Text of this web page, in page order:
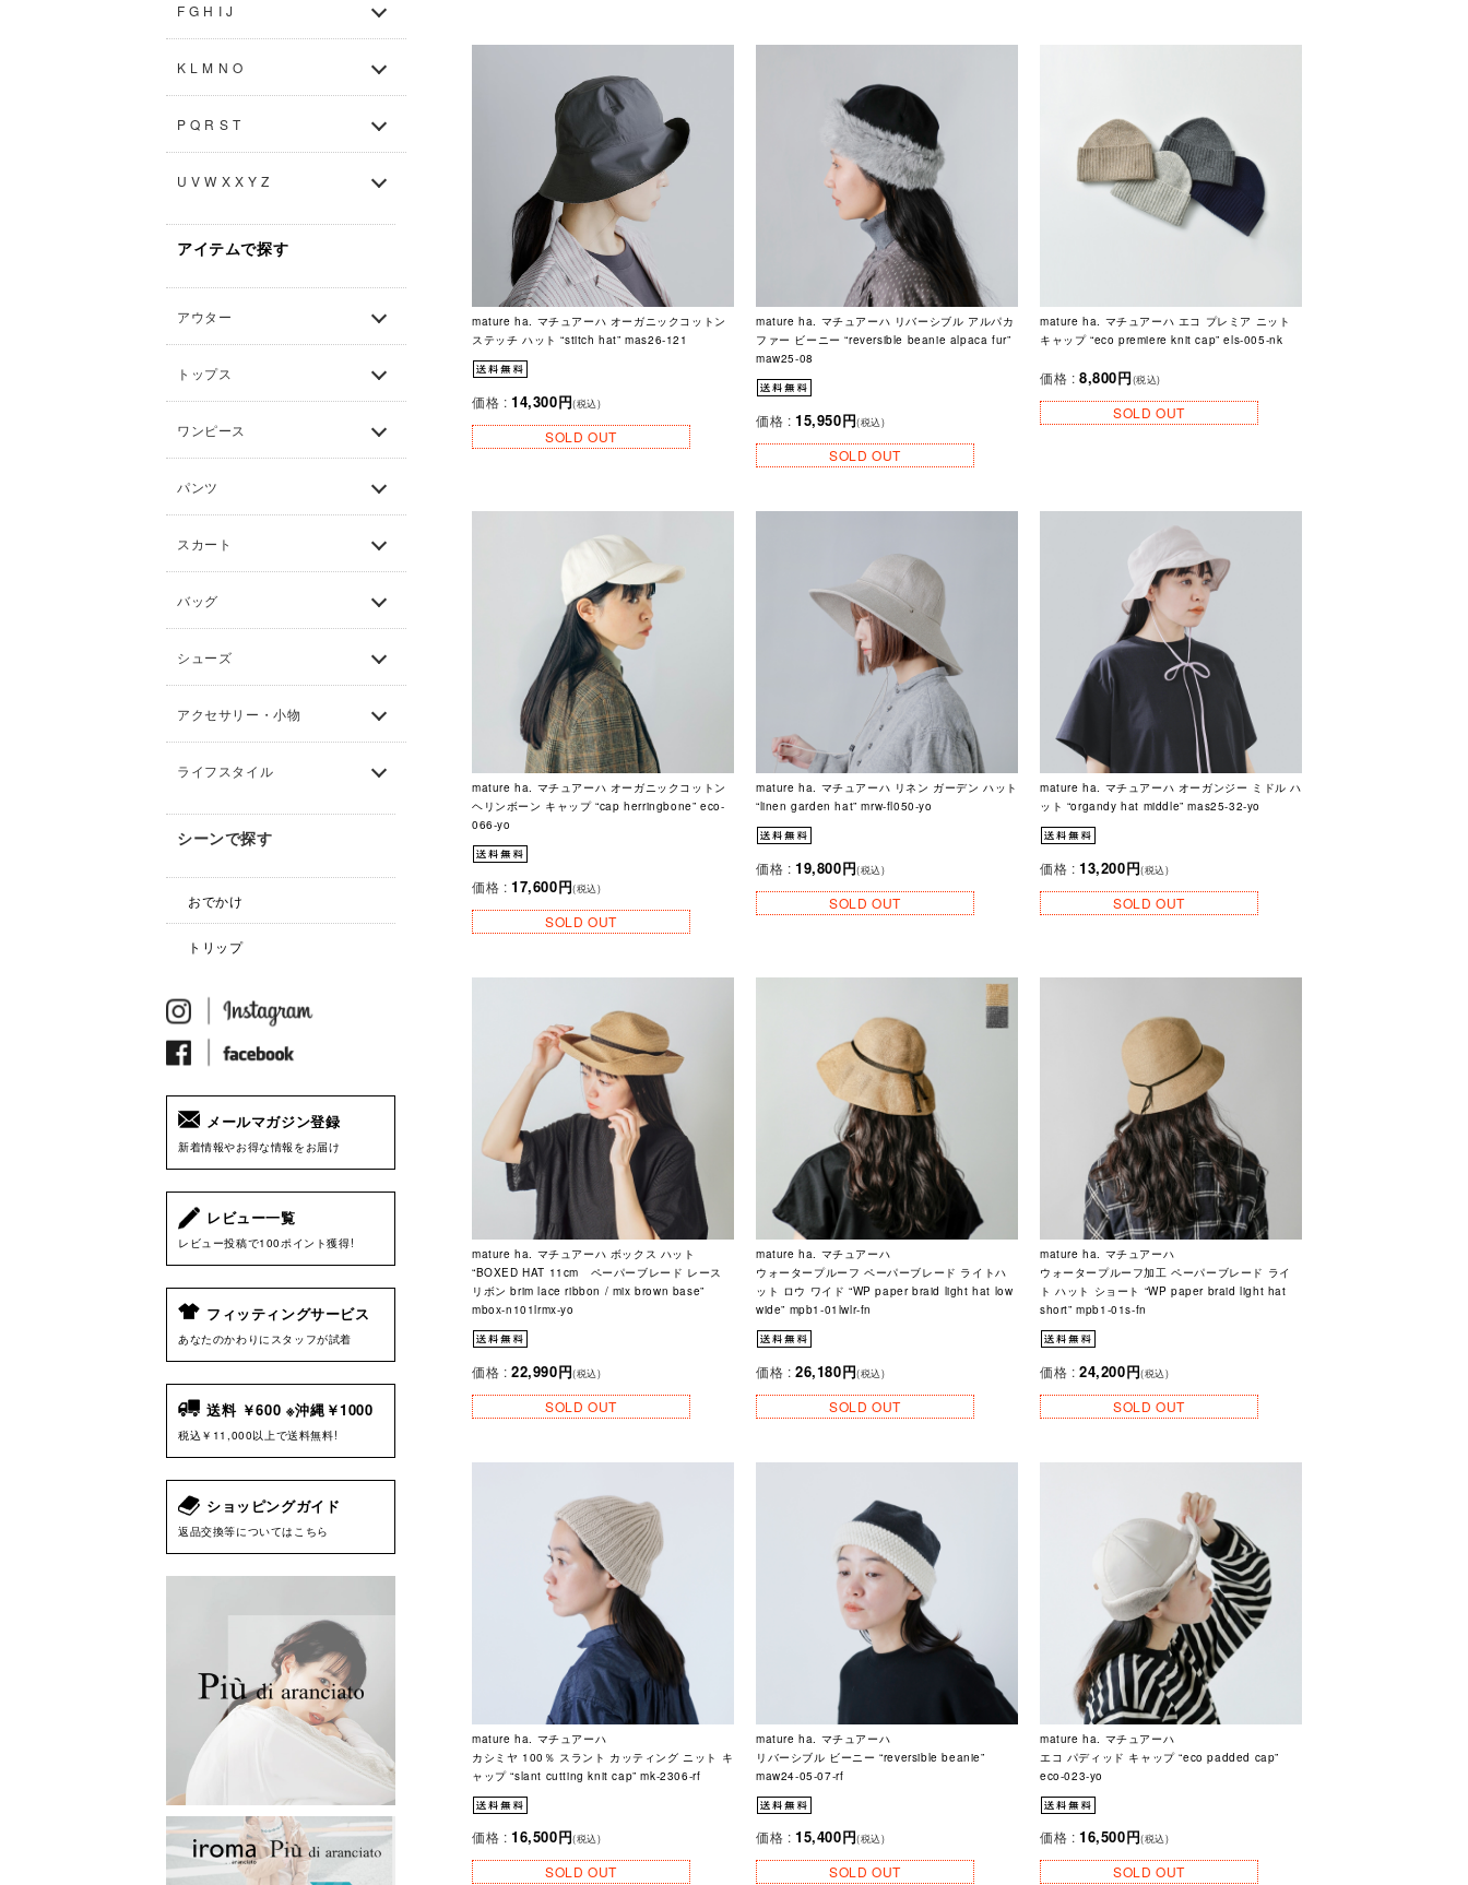
F G H I J
K L M N O
P Q R S T
U V W X X Y Z
アイテムで探す
アウター
トップス
ワンピース
パンツ
スカート
バッグ
シューズ
アクセサリー・小物
ライフスタイル
シーンで探す
おでかけ
トリップ
メールマガジン登録
新着情報やお得な情報をお届け
レビュー一覧
レビュー投稿で100ポイント獲得!
フィッティングサービス
あなたのかわりにスタッフが試着
送料 ￥600 ※沖縄￥1000
税込￥11,000以上で送料無料!
ショッピングガイド
返品交換等についてはこちら
mature ha. マチュアーハ オーガニックコットン
ステッチ ハット “stitch hat” mas26-121
価格 : 14,300円(税込)
SOLD OUT
mature ha. マチュアーハ リバーシブル アルパカ
ファー ビーニー “reversible beanie alpaca fur”
maw25-08
価格 : 15,950円(税込)
SOLD OUT
mature ha. マチュアーハ エコ プレミア ニット
キャップ “eco premiere knit cap” els-005-nk
価格 : 8,800円(税込)
SOLD OUT
mature ha. マチュアーハ オーガニックコットン
ヘリンボーン キャップ “cap herringbone” eco-
066-yo
価格 : 17,600円(税込)
SOLD OUT
mature ha. マチュアーハ リネン ガーデン ハット
“linen garden hat” mrw-fl050-yo
価格 : 19,800円(税込)
SOLD OUT
mature ha. マチュアーハ オーガンジー ミドル ハ
ット “organdy hat middle” mas25-32-yo
価格 : 13,200円(税込)
SOLD OUT
mature ha. マチュアーハ ボックス ハット
“BOXED HAT 11cm ペーパーブレード レース
リボン brim lace ribbon / mix brown base”
mbox-n101lrmx-yo
価格 : 22,990円(税込)
SOLD OUT
mature ha. マチュアーハ
ウォータープルーフ ペーパーブレード ライトハ
ット ロウ ワイド “WP paper braid light hat low
wide” mpb1-01lwlr-fn
価格 : 26,180円(税込)
SOLD OUT
mature ha. マチュアーハ
ウォータープルーフ加工 ペーパーブレード ライ
ト ハット ショート “WP paper braid light hat
short” mpb1-01s-fn
価格 : 24,200円(税込)
SOLD OUT
mature ha. マチュアーハ
カシミヤ 100％ スラント カッティング ニット キ
ャップ “slant cutting knit cap” mk-2306-rf
価格 : 16,500円(税込)
SOLD OUT
mature ha. マチュアーハ
リバーシブル ビーニー “reversible beanie”
maw24-05-07-rf
価格 : 15,400円(税込)
SOLD OUT
mature ha. マチュアーハ
エコ パディッド キャップ “eco padded cap”
eco-023-yo
価格 : 16,500円(税込)
SOLD OUT